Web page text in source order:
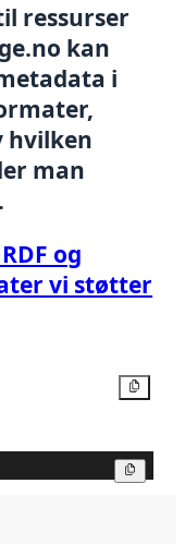
ressurser
kan
i
hvilken
man
og
vi støtter